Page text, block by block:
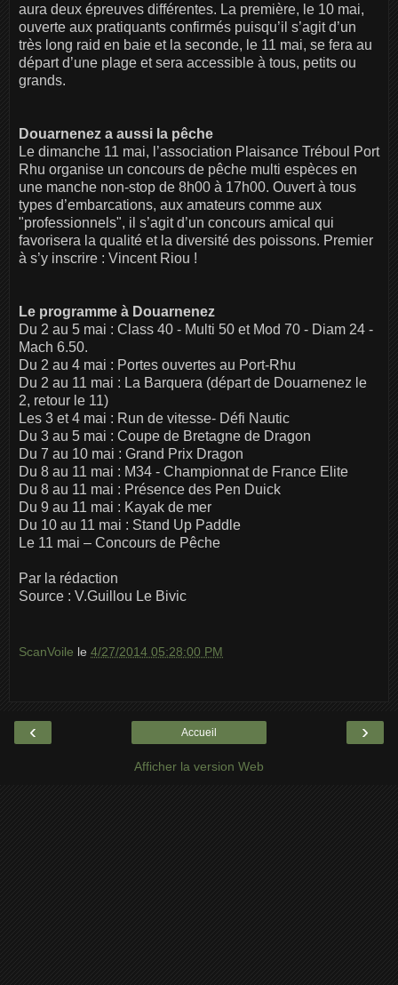
aura deux épreuves différentes. La première, le 10 mai,
ouverte aux pratiquants confirmés puisqu’il s’agit d’un
très long raid en baie et la seconde, le 11 mai, se fera au
départ d’une plage et sera accessible à tous, petits ou
grands.
Douarnenez a aussi la pêche
Le dimanche 11 mai, l’association Plaisance Tréboul Port
Rhu organise un concours de pêche multi espèces en
une manche non-stop de 8h00 à 17h00. Ouvert à tous
types d’embarcations, aux amateurs comme aux
"professionnels", il s’agit d’un concours amical qui
favorisera la qualité et la diversité des poissons. Premier
à s’y inscrire : Vincent Riou !
Le programme à Douarnenez
Du 2 au 5 mai : Class 40 - Multi 50 et Mod 70 - Diam 24 -
Mach 6.50.
Du 2 au 4 mai : Portes ouvertes au Port-Rhu
Du 2 au 11 mai : La Barquera (départ de Douarnenez le
2, retour le 11)
Les 3 et 4 mai : Run de vitesse- Défi Nautic
Du 3 au 5 mai : Coupe de Bretagne de Dragon
Du 7 au 10 mai : Grand Prix Dragon
Du 8 au 11 mai : M34 - Championnat de France Elite
Du 8 au 11 mai : Présence des Pen Duick
Du 9 au 11 mai : Kayak de mer
Du 10 au 11 mai : Stand Up Paddle
Le 11 mai – Concours de Pêche
Par la rédaction
Source : V.Guillou Le Bivic
ScanVoile le 4/27/2014 05:28:00 PM
‹ ›
Accueil
Afficher la version Web